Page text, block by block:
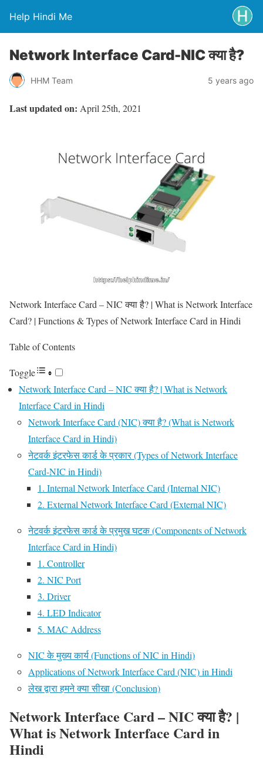
Help Hindi Me
Network Interface Card-NIC क्या है?
HHM Team 5 years ago
Last updated on: April 25th, 2021
Network Interface Card – NIC क्या है? | What is Network Interface
Card? | Functions & Types of Network Interface Card in Hindi
Table of Contents
Toggle
Network Interface Card – NIC क्या है? | What is Network
Interface Card in Hindi
Network Interface Card (NIC) क्या है? (What is Network
Interface Card in Hindi)
नेटवर्क इंटरफेस कार्ड के प्रकार (Types of Network Interface
Card-NIC in Hindi)
1. Internal Network Interface Card (Internal NIC)
2. External Network Interface Card (External NIC)
नेटवर्क इंटरफेस कार्ड के प्रमुख घटक (Components of Network
Interface Card in Hindi)
1. Controller
2. NIC Port
3. Driver
4. LED Indicator
5. MAC Address
NIC के मुख्य कार्य (Functions of NIC in Hindi)
Applications of Network Interface Card (NIC) in Hindi
लेख द्वारा हमने क्या सीखा (Conclusion)
Network Interface Card – NIC क्या है? |
What is Network Interface Card in
Hindi